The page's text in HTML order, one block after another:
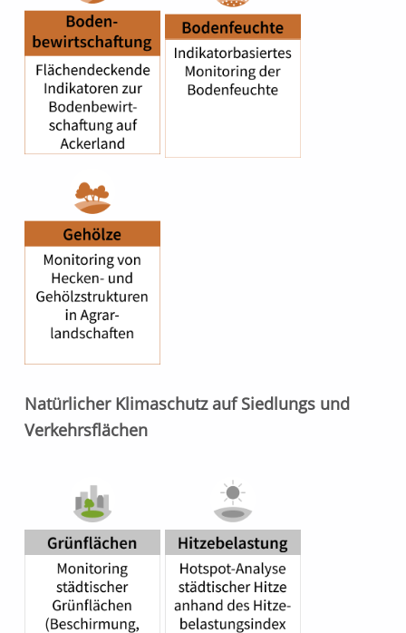
Natürlicher Klimaschutz auf Siedlungs und
Verkehrsflächen